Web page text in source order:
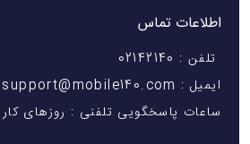
اطلاعات تماس
تلفن : 02142140
ایمیل : support@mobile140.com
ساعات پاسخگویی تلفنی : روزهای کاری 9 الی